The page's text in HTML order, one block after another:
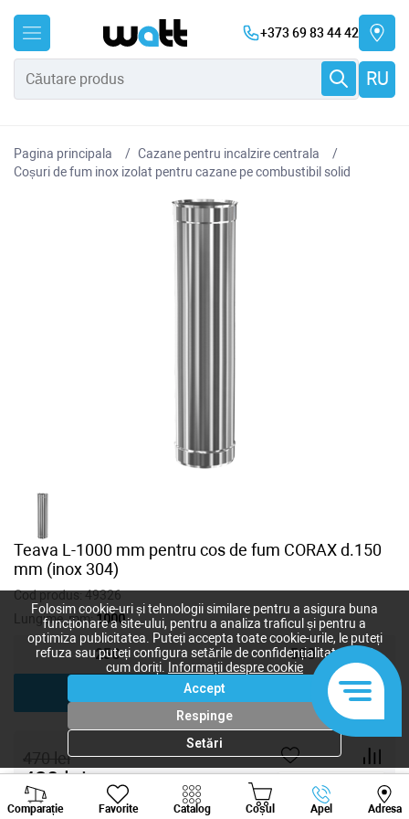
+373 69 83 44 42
RU
Pagina principala
Cazane pentru incalzire centrala
Coșuri de fum inox izolat pentru cazane pe combustibil solid
Teava L-1000 mm pentru cos de fum CORAX d.150
mm (inox 304)
Cod produs:49326
Lungime, mm:1000
250 500
470lei
420lei
Comparație Favorite Catalog Coșul Apel Adresa
Viber Whatsapp
Folosim cookie-uri și tehnologii similare pentru a asigura buna
funcționare a site-ului, pentru a analiza traficul și pentru a
optimiza publicitatea. Puteți accepta toate cookie-urile, le puteți
refuza sau puteți configura setările de confidențialitate după
cum doriți.
Informații despre cookie
Accept
Respinge
Setări